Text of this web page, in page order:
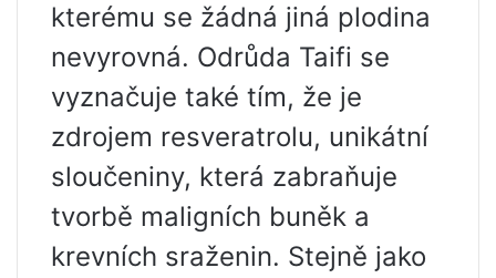
kterému se žádná jiná plodina
nevyrovná. Odrůda Taifi se
vyznačuje také tím, že je
zdrojem resveratrolu, unikátní
sloučeniny, která zabraňuje
tvorbě maligních buněk a
krevních sraženin. Stejně jako